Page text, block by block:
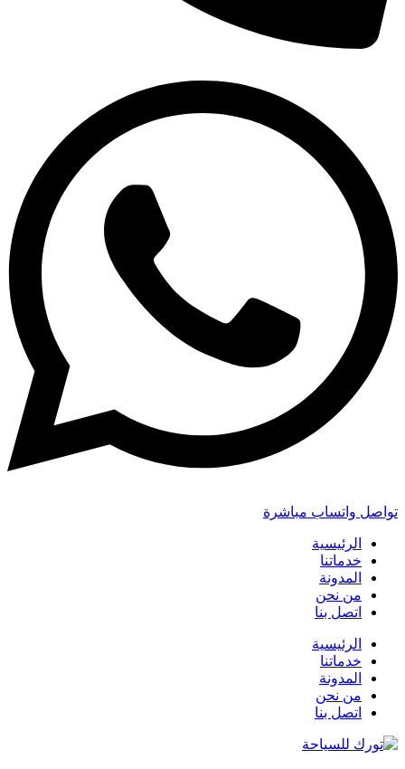
تواصل واتساب مباشرة
الرئيسية
خدماتنا
المدونة
من نحن
اتصل بنا
الرئيسية
خدماتنا
المدونة
من نحن
اتصل بنا